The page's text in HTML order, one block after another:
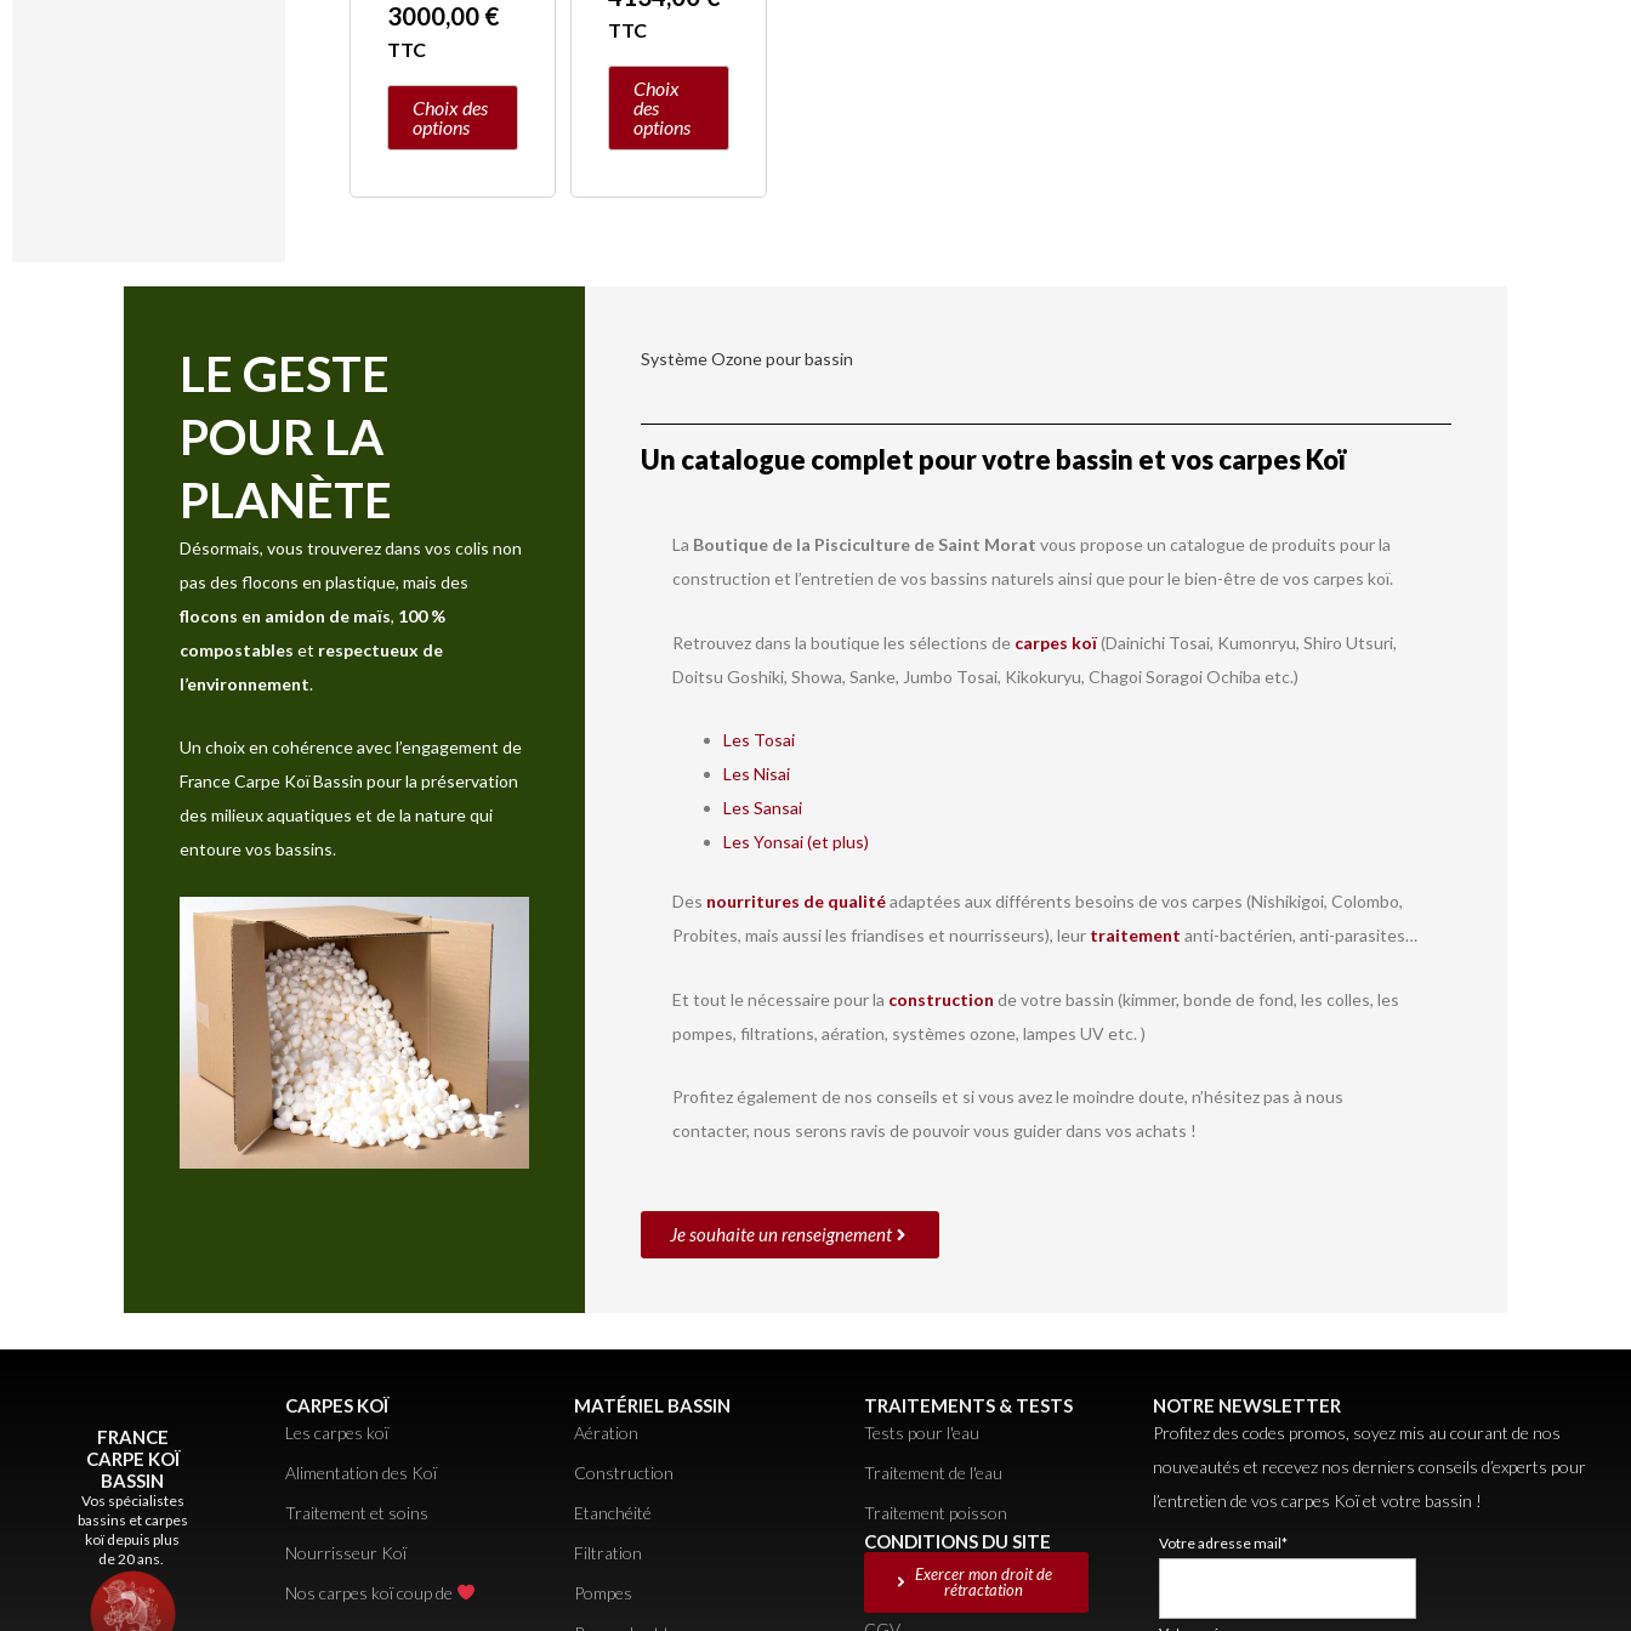
3000,00 €
TTC
Choix des
options
TTC
Choix
des
options
LE GESTE
POUR LA
PLANÈTE
Désormais, vous trouverez dans vos colis non
pas des flocons en plastique, mais des
flocons en amidon de maïs, 100 %
compostables et respectueux de
l’environnement.
Un choix en cohérence avec l’engagement de
France Carpe Koï Bassin pour la préservation
des milieux aquatiques et de la nature qui
entoure vos bassins.
Système Ozone pour bassin
Un catalogue complet pour votre bassin et vos carpes Koï
La Boutique de la Pisciculture de Saint Morat vous propose un catalogue de produits pour la
construction et l’entretien de vos bassins naturels ainsi que pour le bien-être de vos carpes koï.
Retrouvez dans la boutique les sélections de carpes koï(Dainichi Tosai, Kumonryu, Shiro Utsuri,
Doitsu Goshiki, Showa, Sanke, Jumbo Tosai, Kikokuryu, Chagoi Soragoi Ochiba etc.)
Les Tosai
Les Nisai
Les Sansai
Les Yonsai (et plus)
Des nourritures de qualitéadaptées aux différents besoins de vos carpes (Nishikigoi, Colombo,
Probites, mais aussi les friandises et nourrisseurs), leur traitement anti-bactérien, anti-parasites…
Et tout le nécessaire pour la construction de votre bassin (kimmer, bonde de fond, les colles, les
pompes, filtrations, aération, systèmes ozone, lampes UV etc. )
Profitez également de nos conseils et si vous avez le moindre doute, n’hésitez pas à nous
contacter, nous serons ravis de pouvoir vous guider dans vos achats !
Je souhaite un renseignement
FRANCE
CARPE KOÏ
BASSIN
Vos spécialistes
bassins et carpes
koï depuis plus
de 20 ans.
CARPES KOÏ
Les carpes koï
Alimentation des Koï
Traitement et soins
Nourrisseur Koï
Nos carpes koï coup de
MATÉRIEL BASSIN
Aération
Construction
Etanchéité
Filtration
Pompes
TRAITEMENTS & TESTS
Tests pour l'eau
Traitement de l'eau
Traitement poisson
CONDITIONS DU SITE
Exercer mon droit de
rétractation
NOTRE NEWSLETTER
Profitez des codes promos, soyez mis au courant de nos
nouveautés et recevez nos derniers conseils d’experts pour
l’entretien de vos carpes Koï et votre bassin !
Votre adresse mail*